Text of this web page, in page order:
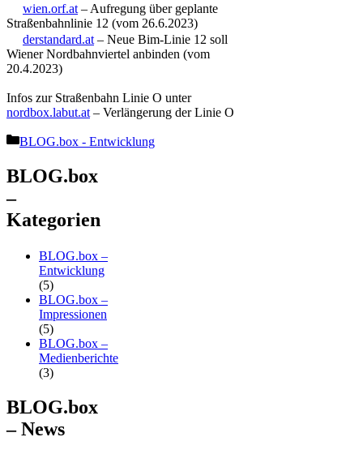
wien.orf.at – Aufregung über geplante
Straßenbahnlinie 12 (vom 26.6.2023)
derstandard.at – Neue Bim-Linie 12 soll
Wiener Nordbahnviertel anbinden (vom
20.4.2023)
Infos zur Straßenbahn Linie O unter
nordbox.labut.at – Verlängerung der Linie O
Kategorien
BLOG.box - Entwicklung
BLOG.box
–
Kategorien
BLOG.box –
Entwicklung
(5)
BLOG.box –
Impressionen
(5)
BLOG.box –
Medienberichte
(3)
BLOG.box
– News